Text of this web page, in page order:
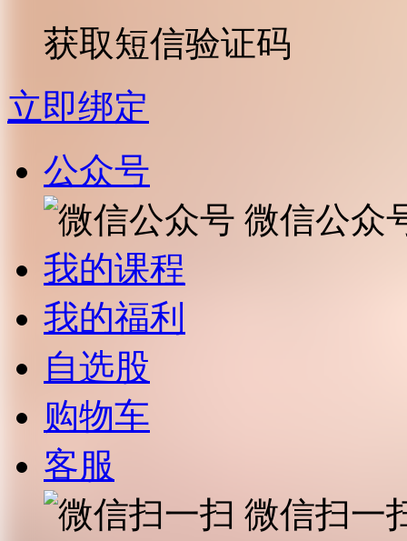
获取短信验证码
立即绑定
公众号
微信公众
我的课程
我的福利
自选股
购物车
客服
微信扫一